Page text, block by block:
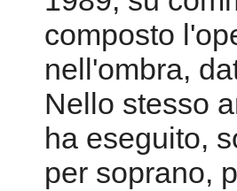
composto
nell'ombra,
Nello stesso
ha eseguito,
per soprano,